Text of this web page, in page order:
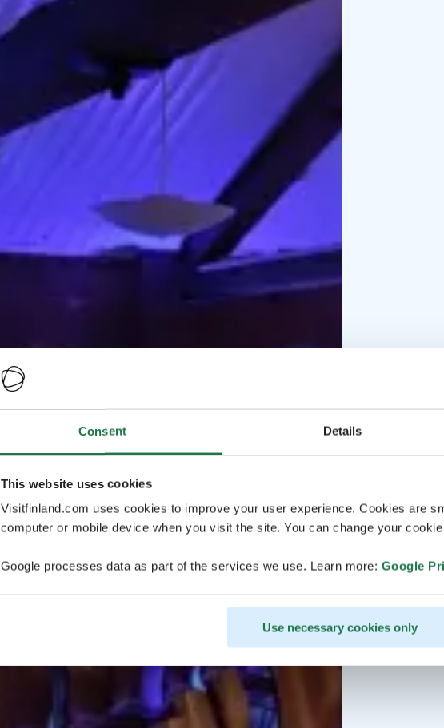
Consent Details
This website uses cookies
Visitfinland.com uses cookies to improve your user experience. Cookies are
computer or mobile device when you visit the site. You can change your
Google processes data as part of the services we use. Learn more: Google
Use necessary cookies only